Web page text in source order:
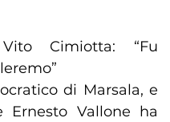
Vito Cimiotta: “Fu
di Marsala, e
Ernesto Vallone ha